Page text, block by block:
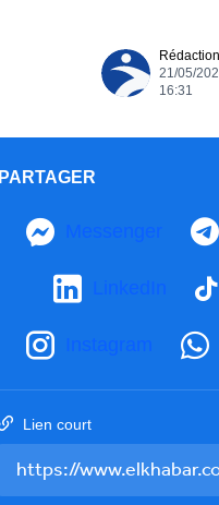
Rédaction
21/05/
16:31
PARTAGER
Messenger
LinkedIn
Instagram
Lien court